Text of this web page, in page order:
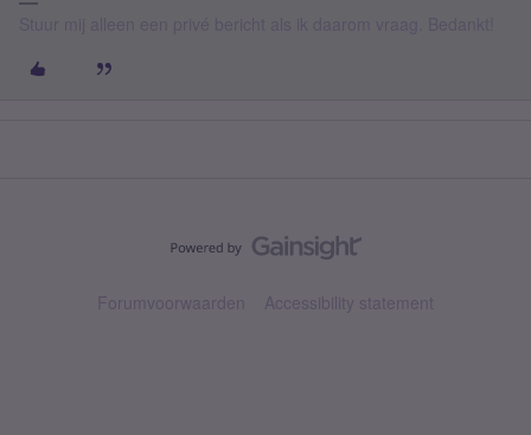
Forumvoorwaarden Accessibility statement